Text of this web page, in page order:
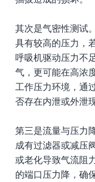
其次是气密性测试
具有较高的压力，
呼吸机驱动压力不
气，更可能在高浓
工作压力环境，通
否存在内泄或外泄
第三是流量与压力
成有过滤器或减压
或老化导致气流阻
的端口压力降，确